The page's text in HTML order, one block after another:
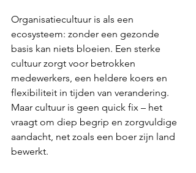
Organisatiecultuur is als een
ecosysteem: zonder een gezonde
basis kan niets bloeien. Een sterke
cultuur zorgt voor betrokken
medewerkers, een heldere koers en
flexibiliteit in tijden van verandering.
Maar cultuur is geen quick fix – het
vraagt om diep begrip en zorgvuldige
aandacht, net zoals een boer zijn land
bewerkt.